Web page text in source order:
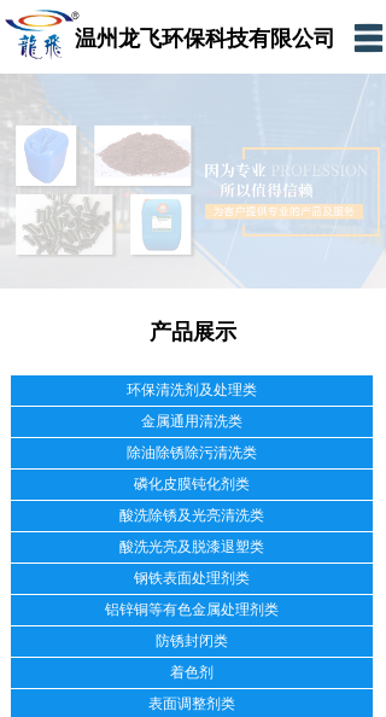
温州龙飞环保科技有限公司
网站首页
公司简介
产品展示
新闻资讯
网上商城
产品展示
环保清洗剂及处理类
金属通用清洗类
除油除锈除污清洗类
磷化皮膜钝化剂类
酸洗除锈及光亮清洗类
酸洗光亮及脱漆退塑类
钢铁表面处理剂类
铝锌铜等有色金属处理剂类
防锈封闭类
着色剂
表面调整剂类